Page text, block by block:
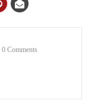
0 Comments